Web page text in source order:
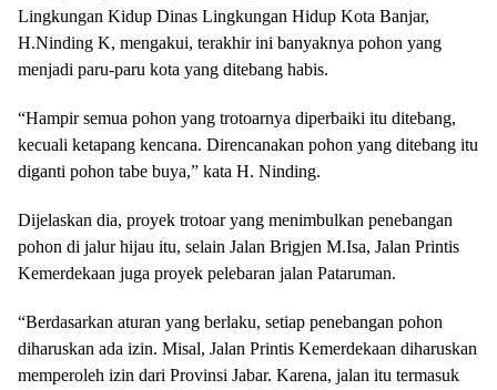
Lingkungan Kidup Dinas Lingkungan Hidup Kota Banjar,
H.Ninding K, mengakui, terakhir ini banyaknya pohon yang
menjadi paru-paru kota yang ditebang habis.
“Hampir semua pohon yang trotoarnya diperbaiki itu ditebang,
kecuali ketapang kencana. Direncanakan pohon yang ditebang itu
diganti pohon tabe buya,” kata H. Ninding.
Dijelaskan dia, proyek trotoar yang menimbulkan penebangan
pohon di jalur hijau itu, selain Jalan Brigjen M.Isa, Jalan Printis
Kemerdekaan juga proyek pelebaran jalan Pataruman.
“Berdasarkan aturan yang berlaku, setiap penebangan pohon
diharuskan ada izin. Misal, Jalan Printis Kemerdekaan diharuskan
memperoleh izin dari Provinsi Jabar. Karena, jalan itu termasuk